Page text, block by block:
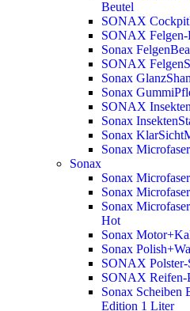
Beutel
SONAX
SONAX Felgen-
Sonax
SONAX
Sonax
Sonax
SONAX
Sonax
Sonax
Sonax
Sonax
Sonax
Sonax
Sonax
Hot
Sonax
Sonax
SONAX Polster-
SONAX Reifen-
Sonax Scheiben
Edition 1 Liter